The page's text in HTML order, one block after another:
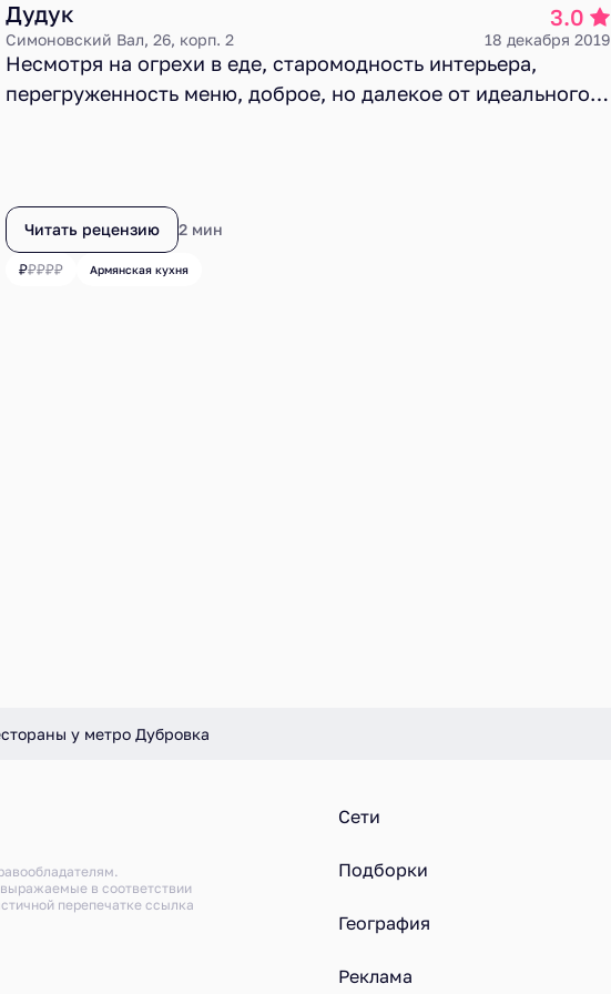
Дудук 3.0
Симоновский Вал, 26, корп. 2 18 декабря 2019
Несмотря на огрехи в еде, старомодность интерьера,
перегруженность меню, доброе, но далекое от идеального
душа критика нашла в этом небольшом почти армянском
ресторане что-то теплое и сердечное.
Читать рецензию 2 мин
Армянская кухня
у метро Дубровка
в соответствии
перепечатке ссылка
Сети
Подборки
География
Реклама